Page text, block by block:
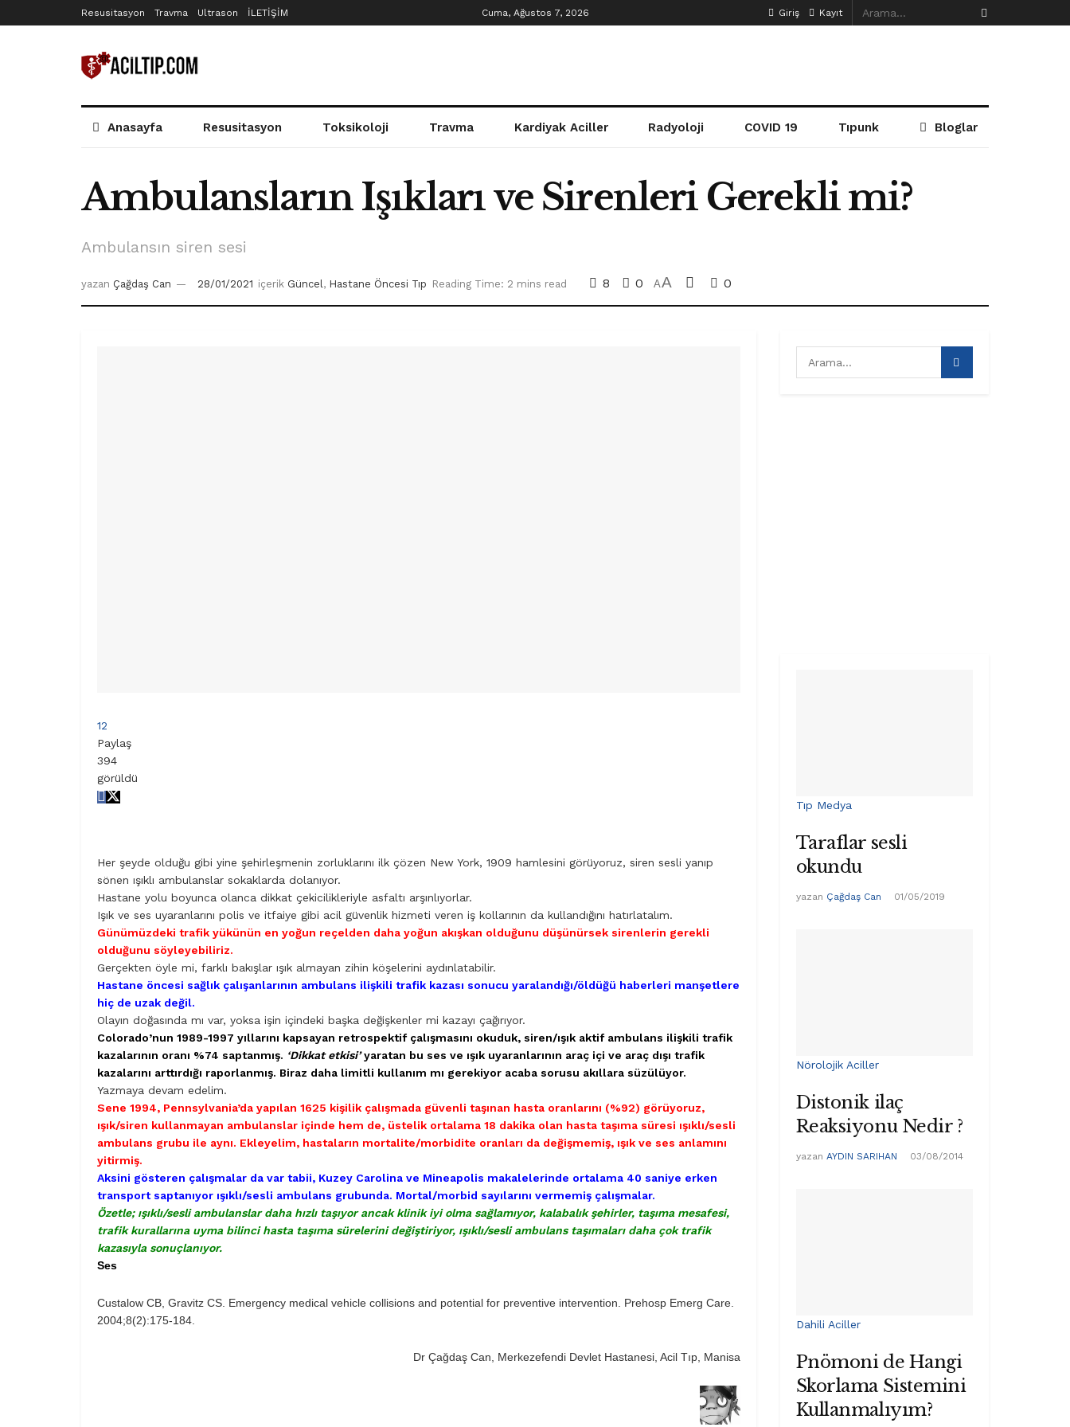
Resusitasyon Travma Ultrason İLETİŞİM Cuma, Ağustos 7, 2026 Giriş Kayıt
Anasayfa Resusitasyon Toksikoloji Travma Kardiyak Aciller Radyoloji COVID 19 Tıpunk Bloglar
Ambulansların Işıkları ve Sirenleri Gerekli mi?
Ambulansın siren sesi
yazan Çağdaş Can 28/01/2021 içerik Güncel, Hastane Öncesi Tıp Reading Time: 2 mins read 8 0 AA 0
12
Paylaş
394
görüldü
Her şeyde olduğu gibi yine şehirleşmenin zorluklarını ilk çözen New York, 1909 hamlesini görüyoruz, siren sesli yanıp
sönen ışıklı ambulanslar sokaklarda dolanıyor.
Hastane yolu boyunca olanca dikkat çekicilikleriyle asfaltı arşınlıyorlar.
Işık ve ses uyaranlarını polis ve itfaiye gibi acil güvenlik hizmeti veren iş kollarının da kullandığını hatırlatalım.
Günümüzdeki trafik yükünün en yoğun reçelden daha yoğun akışkan olduğunu düşünürsek sirenlerin gerekli
olduğunu söyleyebiliriz.
Gerçekten öyle mi, farklı bakışlar ışık almayan zihin köşelerini aydınlatabilir.
Hastane öncesi sağlık çalışanlarının ambulans ilişkili trafik kazası sonucu yaralandığı/öldüğü haberleri manşetlere
hiç de uzak değil.
Olayın doğasında mı var, yoksa işin içindeki başka değişkenler mi kazayı çağırıyor.
Colorado’nun 1989-1997 yıllarını kapsayan retrospektif çalışmasını okuduk, siren/ışık aktif ambulans ilişkili trafik
kazalarının oranı %74 saptanmış. ‘Dikkat etkisi’yaratan bu ses ve ışık uyaranlarının araç içi ve araç dışı trafik
kazalarını arttırdığı raporlanmış. Biraz daha limitli kullanım mı gerekiyor acaba sorusu akıllara süzülüyor.
Yazmaya devam edelim.
Sene 1994, Pennsylvania’da yapılan 1625 kişilik çalışmada güvenli taşınan hasta oranlarını (%92) görüyoruz,
ışık/siren kullanmayan ambulanslar içinde hem de, üstelik ortalama 18 dakika olan hasta taşıma süresi ışıklı/sesli
ambulans grubu ile aynı. Ekleyelim, hastaların mortalite/morbidite oranları da değişmemiş, ışık ve ses anlamını
yitirmiş.
Aksini gösteren çalışmalar da var tabii, Kuzey Carolina ve Mineapolis makalelerinde ortalama 40 saniye erken
transport saptanıyor ışıklı/sesli ambulans grubunda. Mortal/morbid sayılarını vermemiş çalışmalar.
Özetle; ışıklı/sesli ambulanslar daha hızlı taşıyor ancak klinik iyi olma sağlamıyor, kalabalık şehirler, taşıma mesafesi,
trafik kurallarına uyma bilinci hasta taşıma sürelerini değiştiriyor, ışıklı/sesli ambulans taşımaları daha çok trafik
kazasıyla sonuçlanıyor.
Ses
Custalow CB, Gravitz CS. Emergency medical vehicle collisions and potential for preventive intervention. Prehosp Emerg Care.
2004;8(2):175-184.
Dr Çağdaş Can, Merkezefendi Devlet Hastanesi, Acil Tıp, Manisa
Tıp Medya
Taraflar sesli
okundu
yazan Çağdaş Can 01/05/2019
Nörolojik Aciller
Distonik ilaç
Reaksiyonu Nedir ?
yazan AYDIN SARIHAN 03/08/2014
Dahili Aciller
Pnömoni de Hangi
Skorlama Sistemini
Kullanmalıyım?